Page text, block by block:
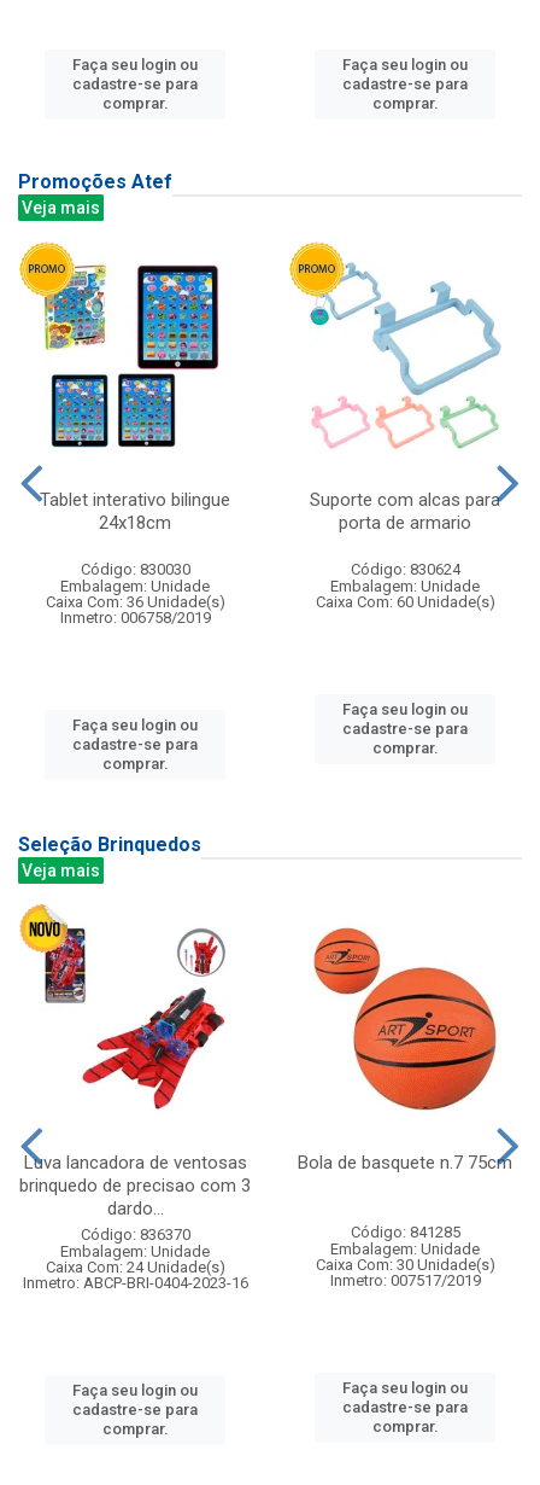
Faça seu login ou
cadastre-se para
comprar.
Faça seu login ou
cadastre-se para
comprar.
Promoções Atef
Veja mais
Tablet interativo bilingue
24x18cm
Código: 830030
Embalagem: Unidade
Caixa Com: 36 Unidade(s)
Inmetro: 006758/2019
Faça seu login ou
cadastre-se para
comprar.
Suporte com alcas para
porta de armario
Código: 830624
Embalagem: Unidade
Caixa Com: 60 Unidade(s)
Faça seu login ou
cadastre-se para
comprar.
Seleção Brinquedos
Veja mais
Luva lancadora de ventosas
brinquedo de precisao com 3
dardo...
Código: 836370
Embalagem: Unidade
Caixa Com: 24 Unidade(s)
Inmetro: ABCP-BRI-0404-2023-16
Faça seu login ou
cadastre-se para
comprar.
Bola de basquete n.7 75cm
Código: 841285
Embalagem: Unidade
Caixa Com: 30 Unidade(s)
Inmetro: 007517/2019
Faça seu login ou
cadastre-se para
comprar.